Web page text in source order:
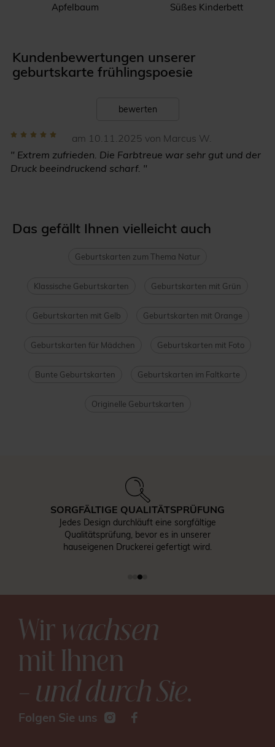
Apfelbaum Süßes Kinderbett
Kundenbewertungen unserer
geburtskarte frühlingspoesie
bewerten
am 10.11.2025 von Marcus W.
" Extrem zufrieden. Die Farbtreue war sehr gut und der
Druck beeindruckend scharf. "
Das gefällt Ihnen vielleicht auch
Geburtskarten zum Thema Natur
Klassische Geburtskarten Geburtskarten mit Grün
Geburtskarten mit Gelb Geburtskarten mit Orange
Geburtskarten für Mädchen Geburtskarten mit Foto
Bunte Geburtskarten Geburtskarten im Faltkarte
Originelle Geburtskarten
SORGFÄLTIGE QUALITÄTSPRÜFUNG
Jedes Design durchläuft eine sorgfältige
Qualitätsprüfung, bevor es in unserer
hauseigenen Druckerei gefertigt wird.
Wirwachsen
mit Ihnen
– und durch Sie.
Folgen Sie uns